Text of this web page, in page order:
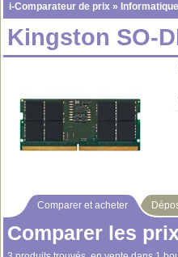
i-Comparateur de prix » Informatique
Kingston SO-
Comparer et acheter
Comparer les